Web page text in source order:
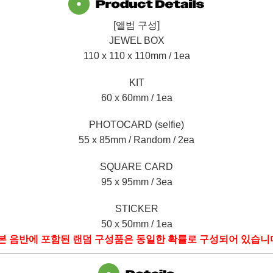
[앨범 구성]
JEWEL BOX
110 x 110 x 110mm / 1ea
KIT
60 x 60mm / 1ea
PHOTOCARD (selfie)
55 x 85mm / Random / 2ea
SQUARE CARD
95 x 95mm / 3ea
STICKER
50 x 50mm / 1ea
음반에 포함된 랜덤 구성품은 동일한 확률로 구성되어 있습니